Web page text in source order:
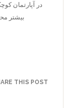
در آپارتمان­
بیشتر
THIS POST